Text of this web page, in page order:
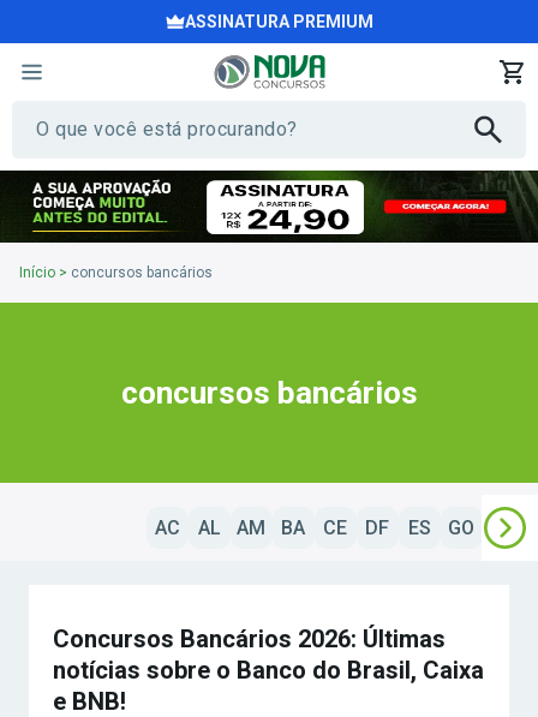
ASSINATURA PREMIUM
Início > concursos bancários
concursos bancários
AC AL AM BA CE DF ES GO MA
Concursos Bancários 2026: Últimas
notícias sobre o Banco do Brasil, Caixa
e BNB!